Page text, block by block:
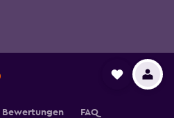
Bewertungen FAQ